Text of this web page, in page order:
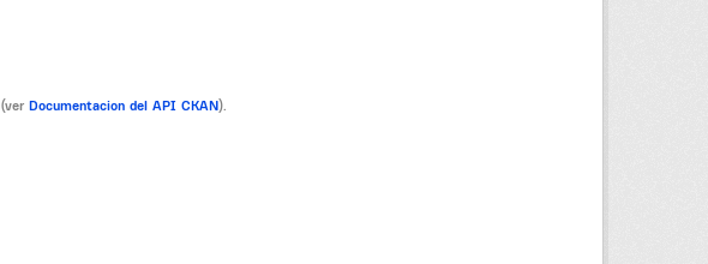
(ver Documentacion del API CKAN).